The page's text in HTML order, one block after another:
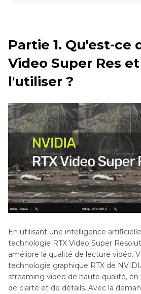
Partie 2. Quels sont les
inconvénients du RTX Video
Partie 3. Meilleure alternative
Partie 1. Qu'est-ce
Video Super Res
l'utiliser ?
En utilisant une intelligence
technologie RTX Video Super
améliore la qualité de lecture vidéo.
technologie graphique RTX de
streaming vidéo de haute qualité, en
de clarté et de détails. Avec la